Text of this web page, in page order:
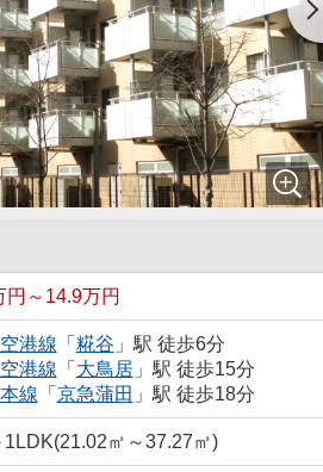
円～14.9万円
港線 「 糀谷 」駅 徒歩6分
港線 「 大鳥居」駅 徒歩15分
線 「 京急蒲田 」駅 徒歩18分
1LDK(21.02㎡～37.27㎡)